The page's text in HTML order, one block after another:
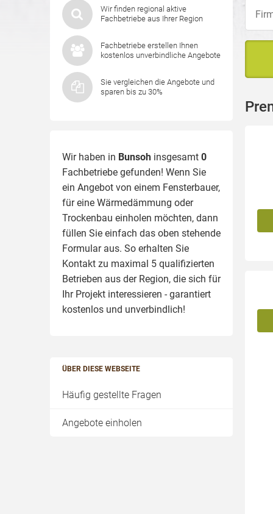
Wir finden regional aktive
Fachbetriebe aus Ihrer Region
Fachbetriebe erstellen Ihnen
kostenlos unverbindliche Angebote
Sie vergleichen die Angebote und
sparen bis zu 30%
Wir haben in Bunsoh insgesamt 0
Fachbetriebe gefunden! Wenn Sie
ein Angebot von einem Fensterbauer,
für eine Wärmedämmung oder
Trockenbau einholen möchten, dann
füllen Sie einfach das oben stehende
Formular aus. So erhalten Sie
Kontakt zu maximal 5 qualifizierten
Betrieben aus der Region, die sich für
Ihr Projekt interessieren - garantiert
kostenlos und unverbindlich!
ÜBER DIESE WEBSEITE
Häufig gestellte Fragen
Angebote einholen